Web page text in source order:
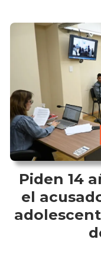
Piden 14
el